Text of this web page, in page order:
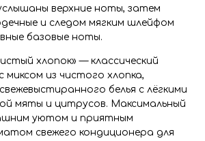
верхние ноты, затем
и следом мягким шлейфом
базовые ноты.
хлопок» — классический
из чистого хлопка,
белья с лёгкими
мяты и цитрусов. Максимальный
уютом и приятным
свежего кондиционера для